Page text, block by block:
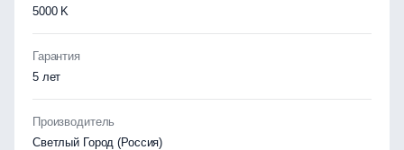
5000 K
Гарантия
5 лет
Производитель
Светлый Город (Россия)